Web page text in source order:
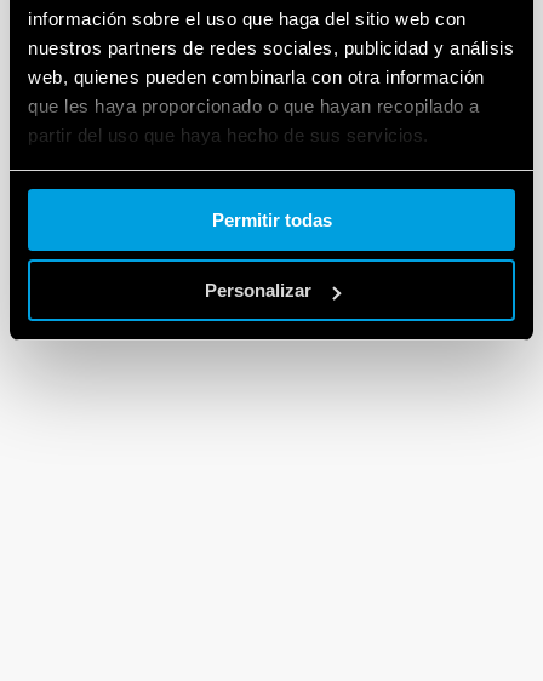
información sobre el uso que haga del sitio web con
nuestros partners de redes sociales, publicidad y análisis
web, quienes pueden combinarla con otra información
que les haya proporcionado o que hayan recopilado a
partir del uso que haya hecho de sus servicios.
Cookie policy.
Permitir todas
Personalizar